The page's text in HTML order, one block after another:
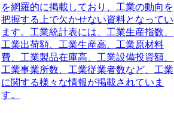
を網羅的に掲載しており、工業の動向を
把握する上で欠かせない資料となってい
ます。工業統計表には、工業生産指数、
工業出荷額、工業生産高、工業原材料
費、工業製品在庫高、工業設備投資額、
工業事業所数、工業従業者数など、工業
に関する様々な情報が掲載されていま
す。